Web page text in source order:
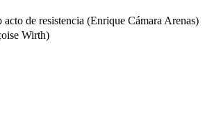
de resistencia (Enrique Cámara Arenas)
Wirth)